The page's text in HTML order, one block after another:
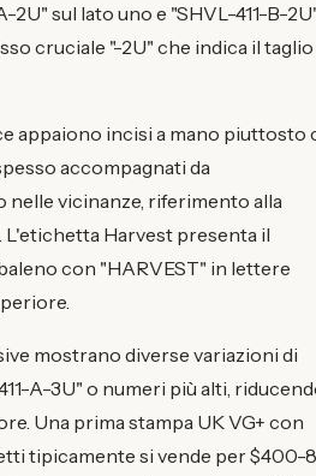
2U" sul lato uno e "SHVL-411-B-
cruciale "-2U" che indica il taglio
appaiono incisi a mano piuttosto
accompagnati da
nelle vicinanze, riferimento alla
Harvest presenta il
con "HARVEST" in lettere
mostrano diverse variazioni di
A-3U" o numeri più alti,
Una prima stampa UK VG+ con
tipicamente si vende per $400-